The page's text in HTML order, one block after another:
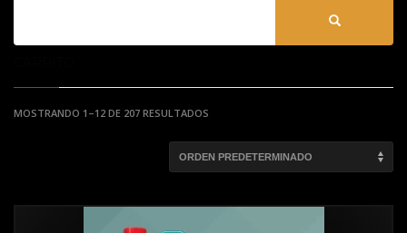
MOSTRANDO 1–12 DE 207 RESULTADOS